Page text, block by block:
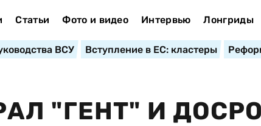
Статьи Фото и видео Интервью Лонгриды
ВСУ Вступление в ЕС: кластеры
"ГЕНТ" И